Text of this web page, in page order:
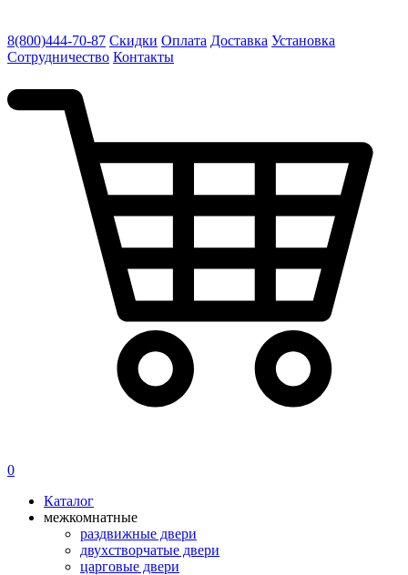
8(800)444-70-87 Скидки Оплата Доставка Установка
Сотрудничество Контакты
0
Каталог
межкомнатные
раздвижные двери
двухстворчатые двери
царговые двери